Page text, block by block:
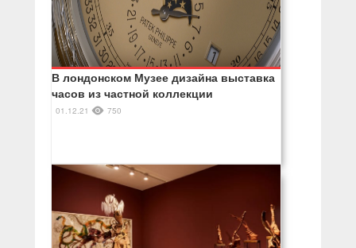
В лондонском Музее дизайна выставка
часов из частной коллекции
01.12.21 750